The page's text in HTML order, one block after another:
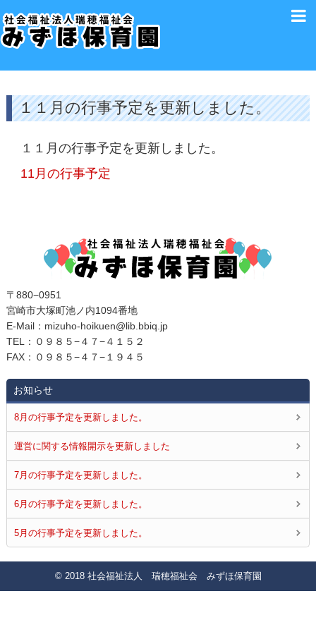
１１月の行事予定を更新しました。
１１月の行事予定を更新しました。
11月の行事予定
〒880−0951
宮崎市大塚町池ノ内1094番地
E‐Mail：mizuho-hoikuen@lib.bbiq.jp
TEL：０９８５−４７−４１５２
FAX：０９８５−４７−１９４５
お知らせ
8月の行事予定を更新しました。
運営に関する情報開示を更新しました
7月の行事予定を更新しました。
6月の行事予定を更新しました。
5月の行事予定を更新しました。
© 2018 社会福祉法人 瑞穂福祉会 みずほ保育園